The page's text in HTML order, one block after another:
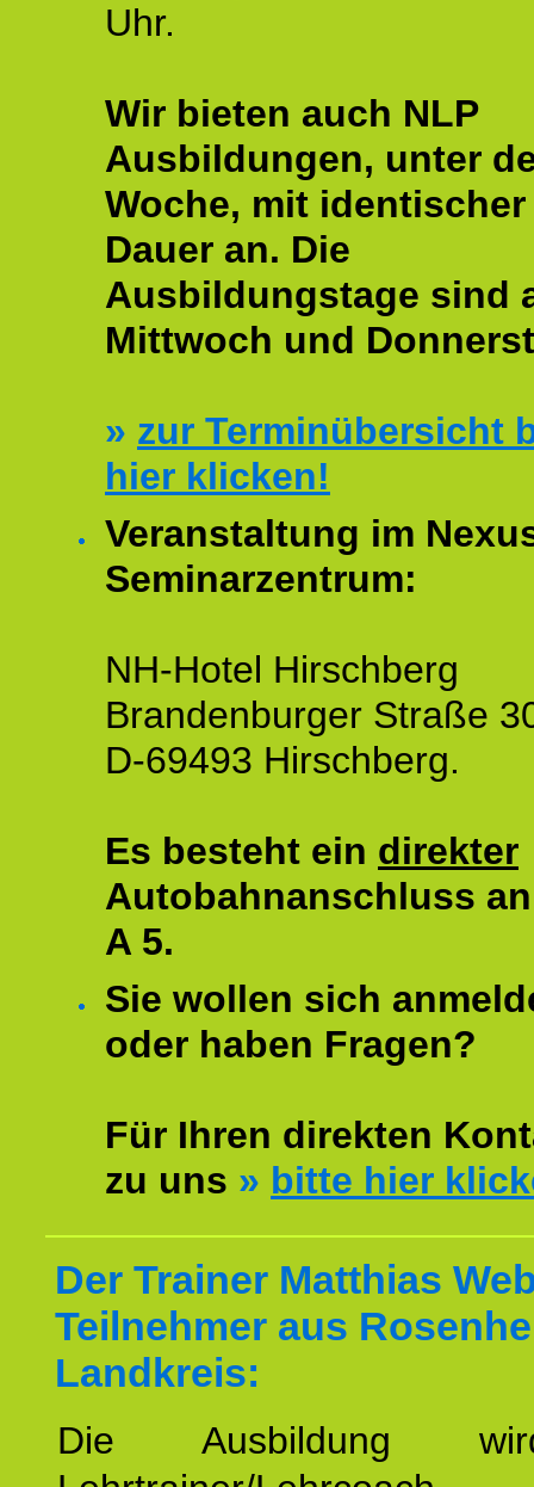
Uhr.
Wir bieten auch NLP
Ausbildungen, unter
Woche, mit identischer
Dauer an. Die
Ausbildungstage sind
Mittwoch und
» zur Terminübersicht
hier klicken!
Veranstaltung im
Seminarzentrum:
NH-Hotel Hirschberg
Brandenburger Straße
D-69493 Hirschberg.
Es besteht ein direkter
Autobahnanschluss
A 5.
Sie wollen sich
oder haben Fragen?
Für Ihren direkten
zu uns » bitte hier
Der Trainer Matthias
Teilnehmer aus
Landkreis:
Die Ausbildung